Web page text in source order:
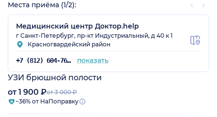
Места приёма (1/2):
Медицинский центр Доктор.help
г Санкт-Петербург, пр-кт Индустриальный, д 40 к 1
Красногвардейский район
+7 (812) 604-76-05 показать
УЗИ брюшной полости
от 1 900 ₽от 3 000 ₽
−36% от НаПоправку